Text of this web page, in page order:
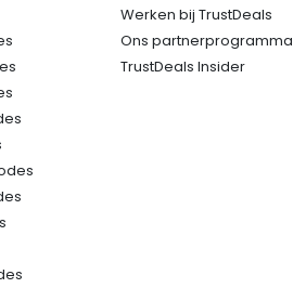
Werken bij TrustDeals
Ons partnerprogramma
TrustDeals Insider